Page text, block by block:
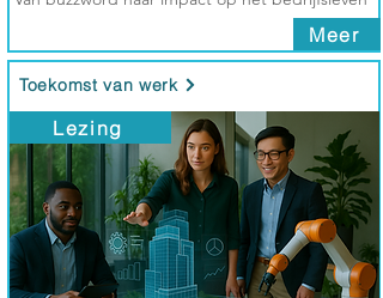
Meer
Toekomst van werk
Lezing